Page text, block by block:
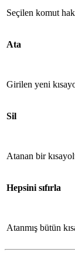
Seçilen komut
Ata
Girilen yeni
Sil
Atanan bir
Hepsini sıfırla
Atanmış bütün